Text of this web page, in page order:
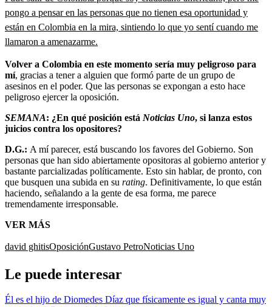
pongo a pensar en las personas que no tienen esa oportunidad y
están en Colombia en la mira, sintiendo lo que yo sentí cuando me
llamaron a amenazarme.
Volver a Colombia en este momento sería muy peligroso para
mí, gracias a tener a alguien que formó parte de un grupo de
asesinos en el poder. Que las personas se expongan a esto hace
peligroso ejercer la oposición.
SEMANA: ¿En qué posición está Noticias Uno, si lanza estos
juicios contra los opositores?
D.G.: A mí parecer, está buscando los favores del Gobierno. Son
personas que han sido abiertamente opositoras al gobierno anterior y
bastante parcializadas políticamente. Esto sin hablar, de pronto, con
que busquen una subida en su rating. Definitivamente, lo que están
haciendo, señalando a la gente de esa forma, me parece
tremendamente irresponsable.
VER MÁS
david ghitisOposiciónGustavo PetroNoticias Uno
Le puede interesar
Él es el hijo de Diomedes Díaz que físicamente es igual y canta muy